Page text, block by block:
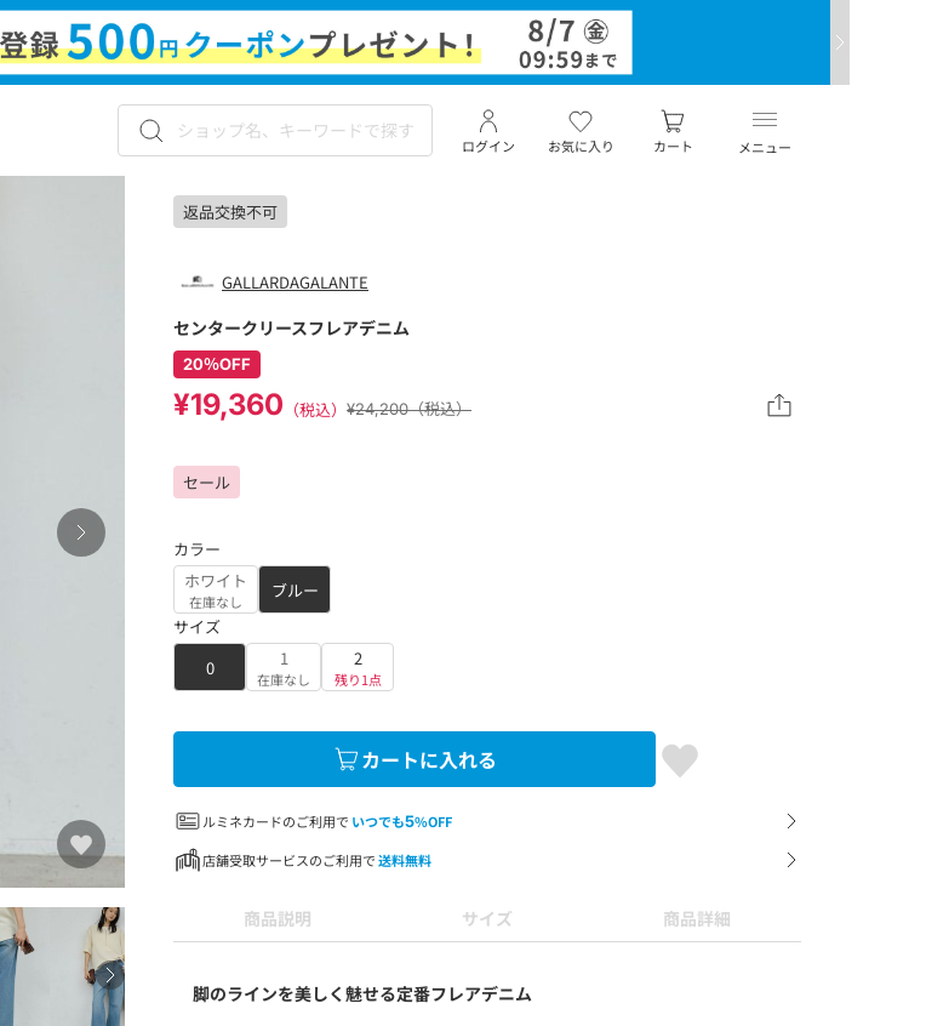
メニュー
お気に入り
ログイン カート
返品交換不可
GALLARDAGALANTE
センタークリースフレアデニム
20％OFF
¥19,360 （税込） ¥24,200（税込）
セール
カラー
ホワイト
在庫なし
ブルー
サイズ
0
1
在庫なし
2
残り1点
カートに入れる
ルミネカードのご利用で いつでも5%OFF
店舗受取サービスのご利用で送料無料
商品説明 サイズ 商品詳細
脚のラインを美しく魅せる定番フレアデニム